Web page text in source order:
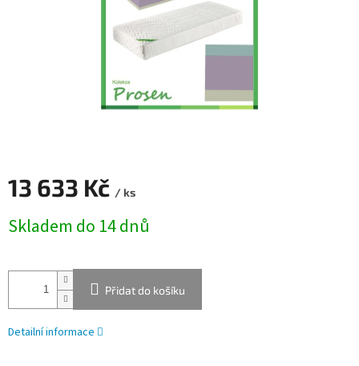
13 633 Kč / ks
cena:
Skladem do 14 dnů
Přidat do košíku
Detailní informace